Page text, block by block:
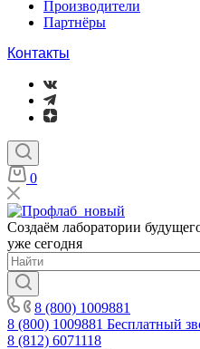
Производители
Партнёры
Контакты
0
Создаём лаборатории
уже сегодня
8 (800) 1009881
8 (800) 1009881 Бесплатный
8 (812) 6071118